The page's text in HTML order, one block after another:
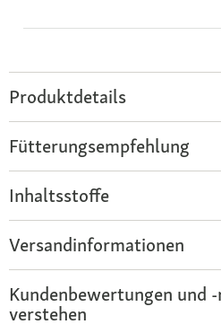
Produktdetails
Fütterungsempfehlung
Inhaltsstoffe
Versandinformationen
Kundenbewertungen und
verstehen